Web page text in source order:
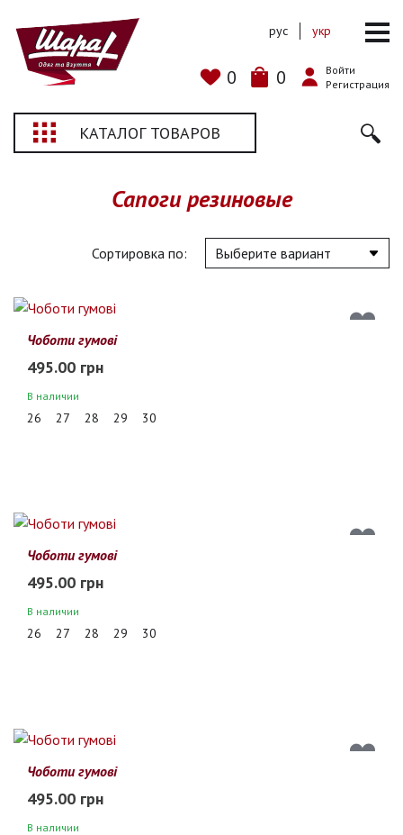
0 0
Войти
Регистрация
рус укр
КАТАЛОГ ТОВАРОВ
Сапоги резиновые
Сортировка по:
Чоботи гумові
495.00 грн
В наличии
26 27 28 29 30
Чоботи гумові
495.00 грн
В наличии
26 27 28 29 30
Чоботи гумові
495.00 грн
В наличии